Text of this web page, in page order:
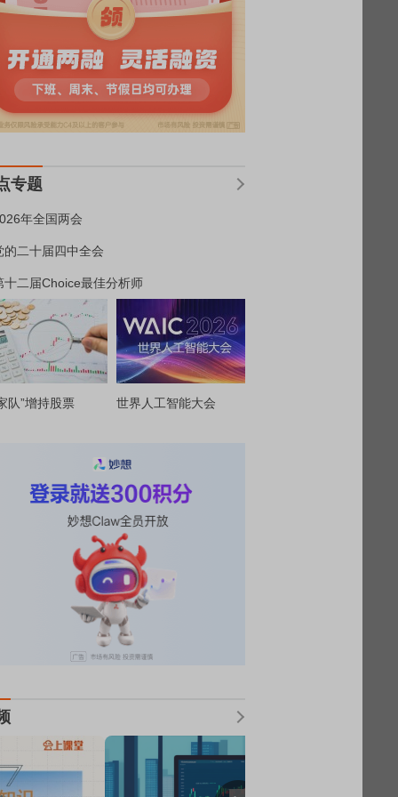
专题
年全国两会
的二十届四中全会
十二届Choice最佳分析师
队”增持股票 世界人工智能大会